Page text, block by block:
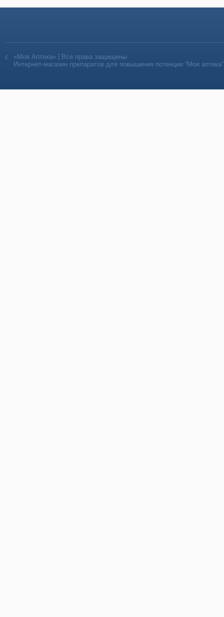
«Моя Аптека» | Все права защищены
Интернет-магазин препаратов для повышения потенции “Моя